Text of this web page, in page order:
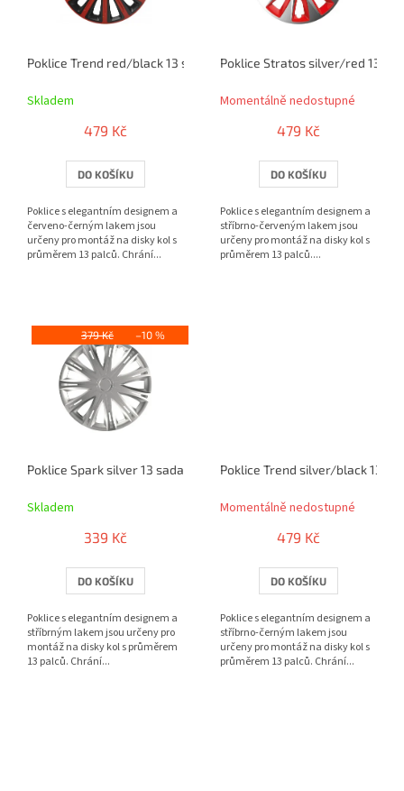
Poklice Trend red/black 13 sada 4ks
Skladem
479 Kč
DO KOŠÍKU
Poklice s elegantním designem a
červeno-černým lakem jsou
určeny pro montáž na disky kol s
průměrem 13 palců. Chrání...
Poklice Stratos silver/red 13
Momentálně nedostupné
479 Kč
DO KOŠÍKU
Poklice s elegantním designem a
stříbrno-červeným lakem jsou
určeny pro montáž na disky kol s
průměrem 13 palců....
379 Kč –10 %
Poklice Spark silver 13 sada 4ks
Skladem
339 Kč
DO KOŠÍKU
Poklice s elegantním designem a
stříbrným lakem jsou určeny pro
montáž na disky kol s průměrem
13 palců. Chrání...
Poklice Trend silver/black 13
Momentálně nedostupné
479 Kč
DO KOŠÍKU
Poklice s elegantním designem a
stříbrno-černým lakem jsou
určeny pro montáž na disky kol s
průměrem 13 palců. Chrání...